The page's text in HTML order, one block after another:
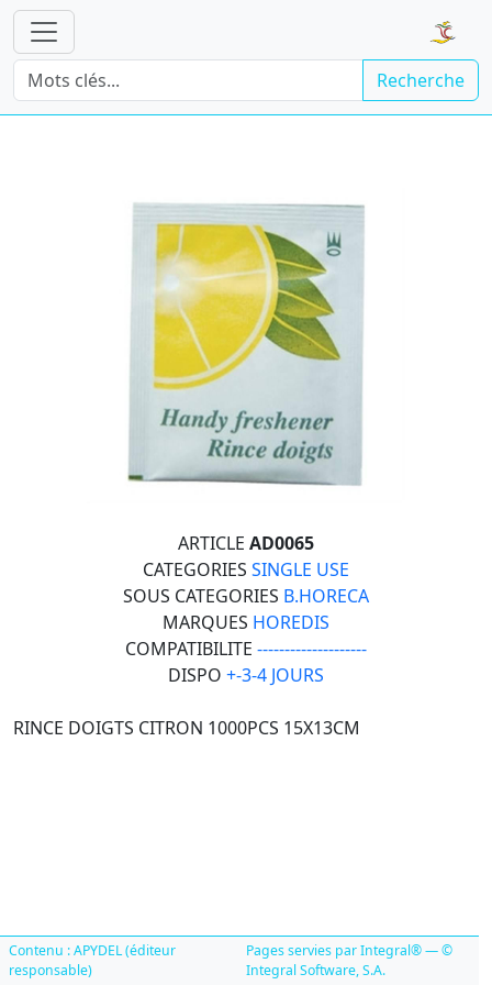
Recherche
ARTICLE AD0065
CATEGORIES SINGLE USE
SOUS CATEGORIES B.HORECA
MARQUES HOREDIS
COMPATIBILITE --------------------
DISPO +-3-4 JOURS
RINCE DOIGTS CITRON 1000PCS 15X13CM
Contenu : APYDEL (éditeur
responsable)
Pages servies par Integral® — ©
Integral Software, S.A.